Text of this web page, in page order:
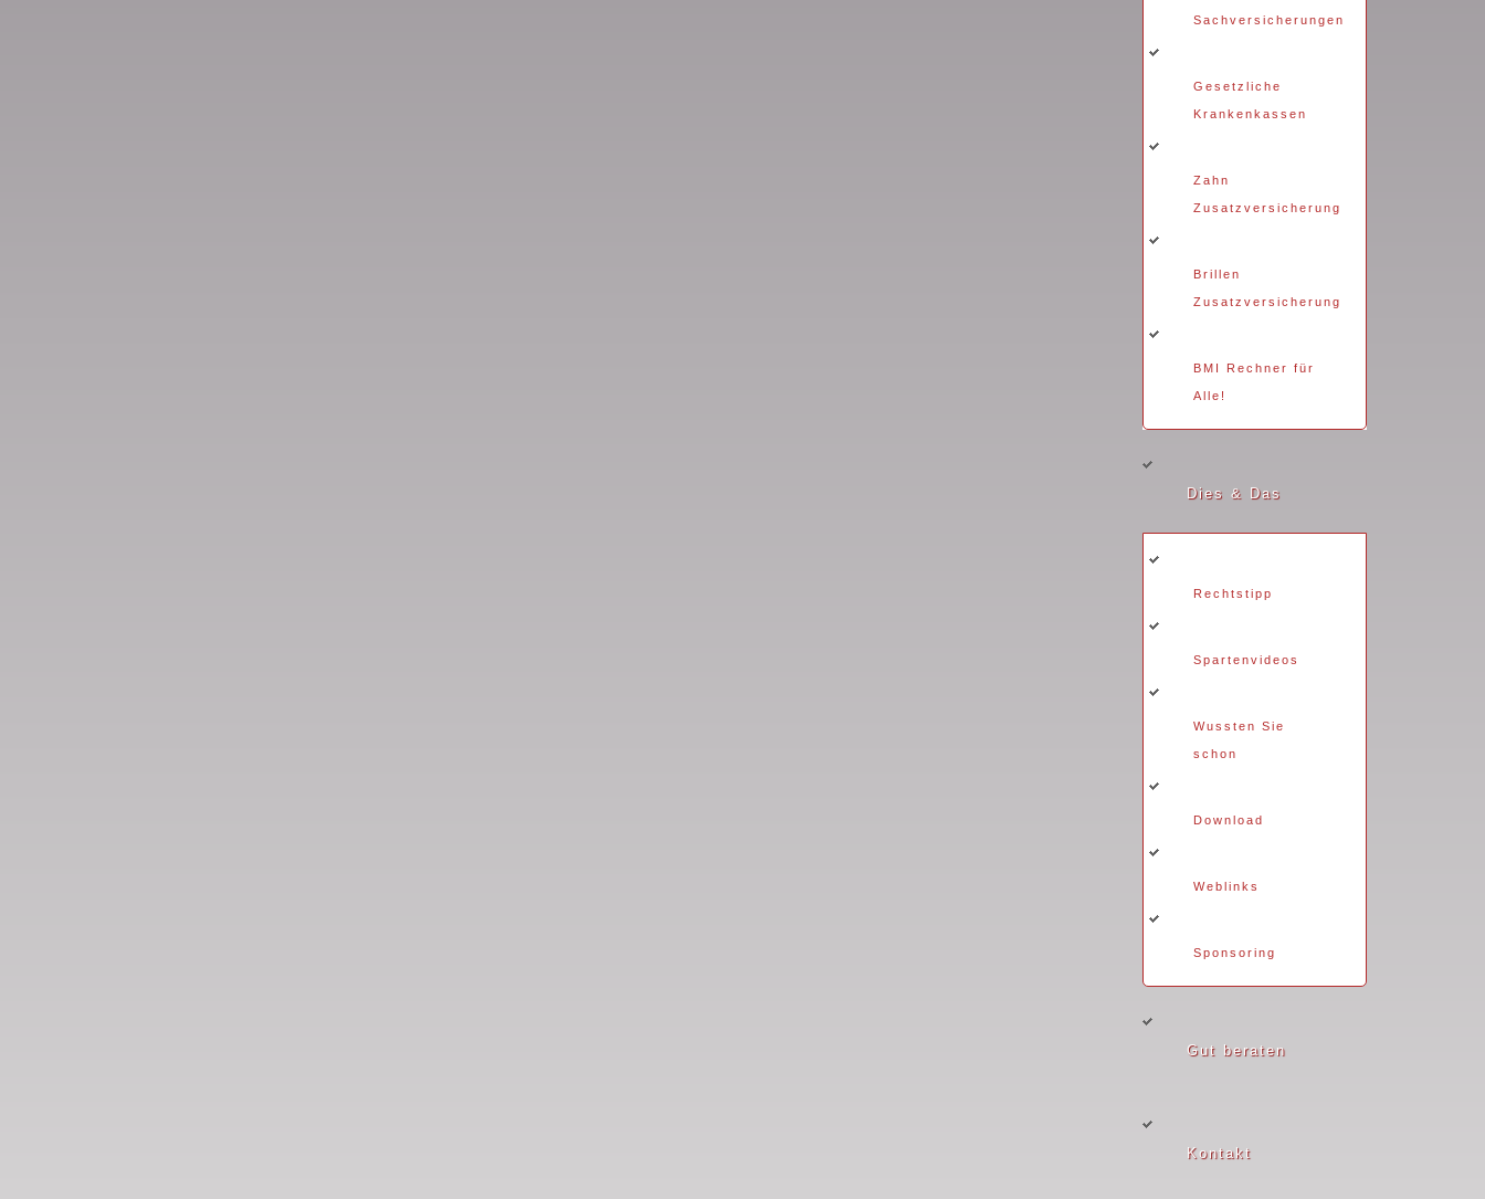
Sachversicherungen
Gesetzliche
Krankenkassen
Zahn
Zusatzversicherung
Brillen
Zusatzversicherung
BMI Rechner für
Alle!
Dies & Das
Rechtstipp
Spartenvideos
Wussten Sie
schon
Download
Weblinks
Sponsoring
Gut beraten
Kontakt